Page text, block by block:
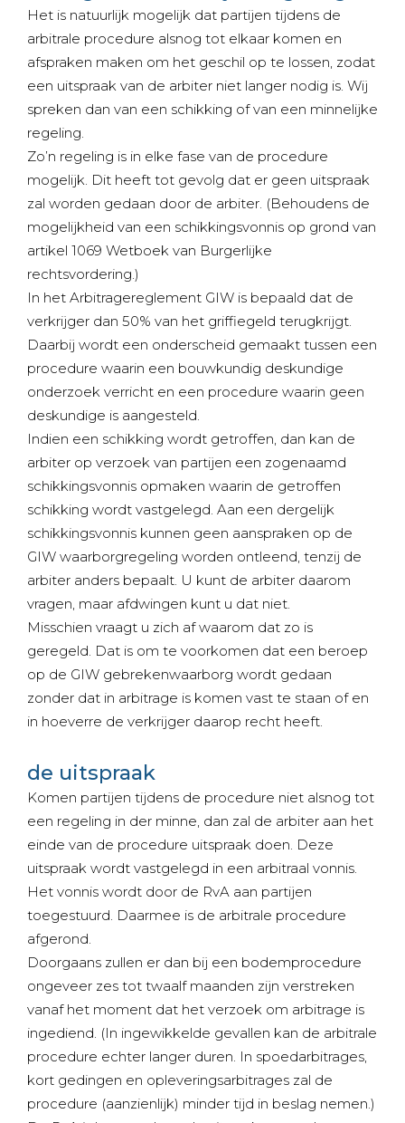
Het is natuurlijk mogelijk dat partijen tijdens de
arbitrale procedure alsnog tot elkaar komen en
afspraken maken om het geschil op te lossen, zodat
een uitspraak van de arbiter niet langer nodig is. Wij
spreken dan van een schikking of van een minnelijke
regeling.
Zo’n regeling is in elke fase van de procedure
mogelijk. Dit heeft tot gevolg dat er geen uitspraak
zal worden gedaan door de arbiter. (Behoudens de
mogelijkheid van een schikkingsvonnis op grond van
artikel 1069 Wetboek van Burgerlijke
rechtsvordering.)
In het Arbitragereglement GIW is bepaald dat de
verkrijger dan 50% van het griffiegeld terugkrijgt.
Daarbij wordt een onderscheid gemaakt tussen een
procedure waarin een bouwkundig deskundige
onderzoek verricht en een procedure waarin geen
deskundige is aangesteld.
Indien een schikking wordt getroffen, dan kan de
arbiter op verzoek van partijen een zogenaamd
schikkingsvonnis opmaken waarin de getroffen
schikking wordt vastgelegd. Aan een dergelijk
schikkingsvonnis kunnen geen aanspraken op de
GIW waarborgregeling worden ontleend, tenzij de
arbiter anders bepaalt. U kunt de arbiter daarom
vragen, maar afdwingen kunt u dat niet.
Misschien vraagt u zich af waarom dat zo is
geregeld. Dat is om te voorkomen dat een beroep
op de GIW gebrekenwaarborg wordt gedaan
zonder dat in arbitrage is komen vast te staan of en
in hoeverre de verkrijger daarop recht heeft.
de uitspraak
Komen partijen tijdens de procedure niet alsnog tot
een regeling in der minne, dan zal de arbiter aan het
einde van de procedure uitspraak doen. Deze
uitspraak wordt vastgelegd in een arbitraal vonnis.
Het vonnis wordt door de RvA aan partijen
toegestuurd. Daarmee is de arbitrale procedure
afgerond.
Doorgaans zullen er dan bij een bodemprocedure
ongeveer zes tot twaalf maanden zijn verstreken
vanaf het moment dat het verzoek om arbitrage is
ingediend. (In ingewikkelde gevallen kan de arbitrale
procedure echter langer duren. In spoedarbitrages,
kort gedingen en opleveringsarbitrages zal de
procedure (aanzienlijk) minder tijd in beslag nemen.)